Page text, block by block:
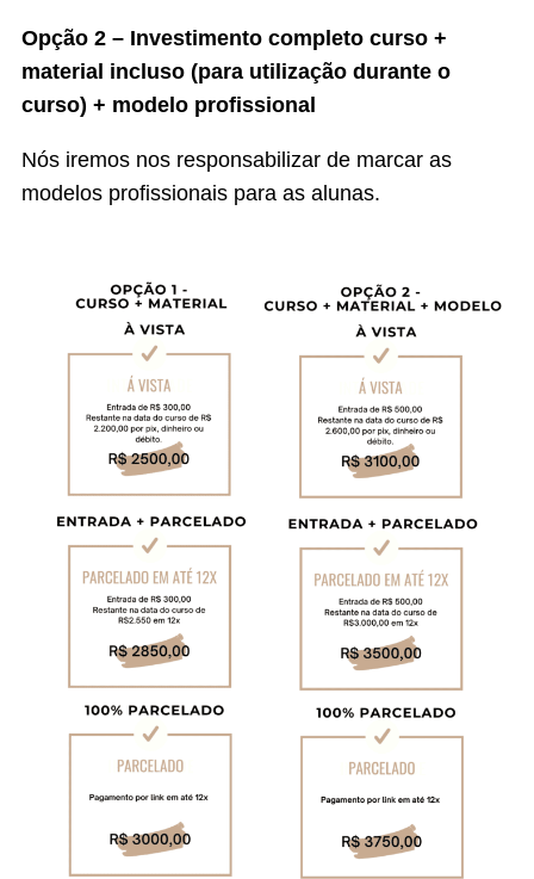
Opção 2 – Investimento completo curso +
material incluso (para utilização durante o
curso) + modelo profissional
Nós iremos nos responsabilizar de marcar as
modelos profissionais para as alunas.